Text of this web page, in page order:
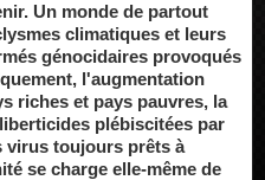
Un monde de partout
climatiques et leurs
génocidaires provoqués
l'augmentation
riches et pays pauvres, la
plébiscitées par
virus toujours prêts à
se charge elle-même de